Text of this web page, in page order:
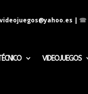
| ☎
VIDEOJUEGOS